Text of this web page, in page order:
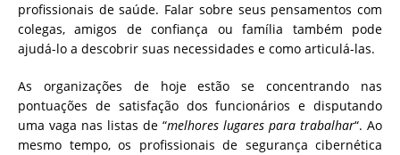
profissionais de saúde. Falar sobre seus pensamentos com
colegas, amigos de confiança ou família também pode
ajudá-lo a descobrir suas necessidades e como articulá-las.
As organizações de hoje estão se concentrando nas
pontuações de satisfação dos funcionários e disputando
uma vaga nas listas de “melhores lugares para trabalhar“. Ao
mesmo tempo, os profissionais de segurança cibernética